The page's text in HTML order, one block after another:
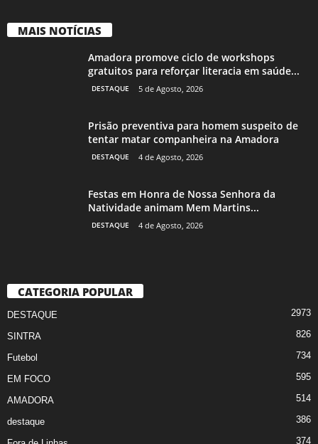
MAIS NOTÍCIAS
Amadora promove ciclo de workshops
gratuitos para reforçar literacia em saúde...
DESTAQUE 5 de Agosto, 2026
Prisão preventiva para homem suspeito de
tentar matar companheira na Amadora
DESTAQUE 4 de Agosto, 2026
Festas em Honra de Nossa Senhora da
Natividade animam Mem Martins...
DESTAQUE 4 de Agosto, 2026
CATEGORIA POPULAR
DESTAQUE 2973
SINTRA 826
Futebol 734
EM FOCO 595
AMADORA 514
destaque 386
374